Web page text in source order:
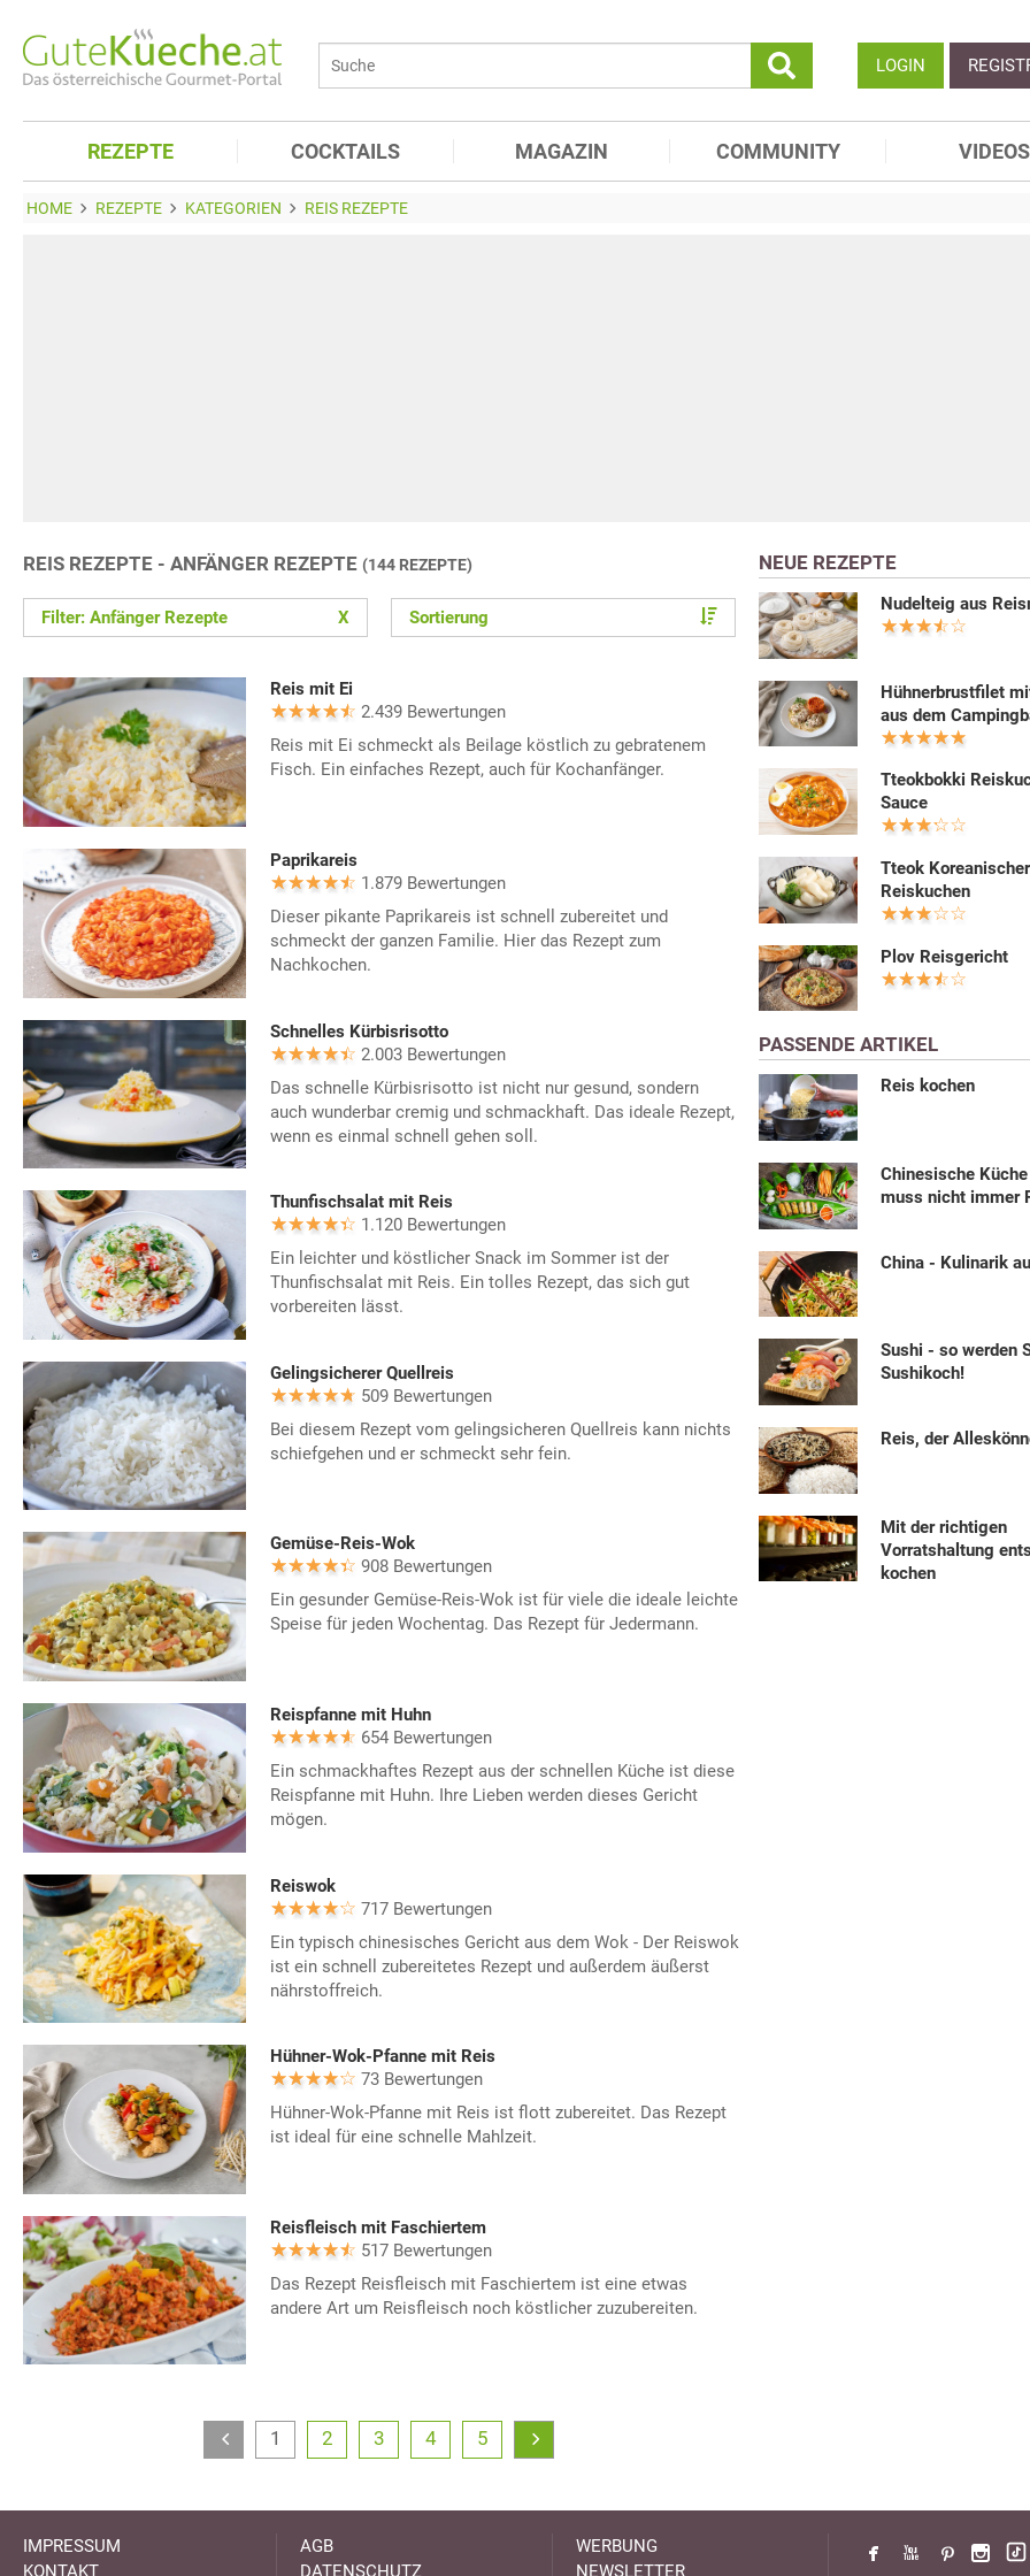
LOGIN
REZEPTE COCKTAILS MAGAZIN COMMUNITY VIDEOS
HOME REZEPTE KATEGORIEN REIS REZEPTE
REIS REZEPTE - ANFÄNGER REZEPTE (144 REZEPTE)
Filter: Anfänger Rezepte X Sortierung
Reis mit Ei
2.439 Bewertungen
Reis mit Ei schmeckt als Beilage köstlich zu gebratenem
Fisch. Ein einfaches Rezept, auch für Kochanfänger.
Paprikareis
1.879 Bewertungen
Dieser pikante Paprikareis ist schnell zubereitet und
schmeckt der ganzen Familie. Hier das Rezept zum
Nachkochen.
Schnelles Kürbisrisotto
2.003 Bewertungen
Das schnelle Kürbisrisotto ist nicht nur gesund, sondern
auch wunderbar cremig und schmackhaft. Das ideale Rezept,
wenn es einmal schnell gehen soll.
Thunfischsalat mit Reis
1.120 Bewertungen
Ein leichter und köstlicher Snack im Sommer ist der
Thunfischsalat mit Reis. Ein tolles Rezept, das sich gut
vorbereiten lässt.
Gelingsicherer Quellreis
509 Bewertungen
Bei diesem Rezept vom gelingsicheren Quellreis kann nichts
schiefgehen und er schmeckt sehr fein.
Gemüse-Reis-Wok
908 Bewertungen
Ein gesunder Gemüse-Reis-Wok ist für viele die ideale leichte
Speise für jeden Wochentag. Das Rezept für Jedermann.
Reispfanne mit Huhn
654 Bewertungen
Ein schmackhaftes Rezept aus der schnellen Küche ist diese
Reispfanne mit Huhn. Ihre Lieben werden dieses Gericht
mögen.
Reiswok
717 Bewertungen
Ein typisch chinesisches Gericht aus dem Wok - Der Reiswok
ist ein schnell zubereitetes Rezept und außerdem äußerst
nährstoffreich.
Hühner-Wok-Pfanne mit Reis
73 Bewertungen
Hühner-Wok-Pfanne mit Reis ist flott zubereitet. Das Rezept
ist ideal für eine schnelle Mahlzeit.
Reisfleisch mit Faschiertem
517 Bewertungen
Das Rezept Reisfleisch mit Faschiertem ist eine etwas
andere Art um Reisfleisch noch köstlicher zuzubereiten.
1 2 3 4 5
NEUE REZEPTE
Nudelteig aus
Hühnerbrustfilet
aus dem
Tteokbokki
Sauce
Tteok Koreanischer
Reiskuchen
Plov Reisgericht
PASSENDE ARTIKEL
Reis kochen
Chinesische
muss nicht immer
China - Kulinarik
Sushi - so werden
Sushikoch!
Reis, der
Mit der richtigen
Vorratshaltung
kochen
IMPRESSUM
KONTAKT
AGB
DATENSCHUTZ
WERBUNG
NEWSLETTER